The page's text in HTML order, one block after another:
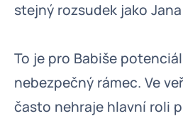
stejný rozsudek jako
To je pro Babiše
nebezpečný rámec. Ve
často nehraje hlavní roli